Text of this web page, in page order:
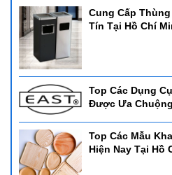
Cung Cấp Thùng
Tín Tại Hồ Chí
Top Các Dụng
Được Ưa
Top Các Mẫu
Hiện Nay Tại Hồ